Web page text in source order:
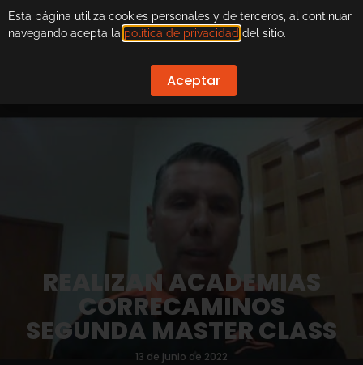
REALIZAN ACADEMIAS
CORRECAMINOS
SEGUNDA MASTER CLASS
13 de junio de 2022
Esta página utiliza cookies personales y de terceros, al continuar
navegando acepta la política de privacidad del sitio.
Aceptar